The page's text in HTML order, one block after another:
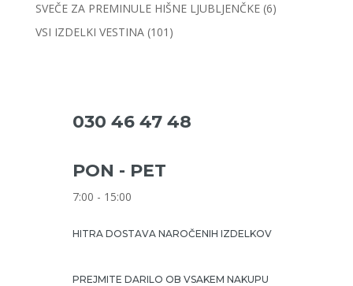
SVEČE ZA PREMINULE HIŠNE LJUBLJENČKE (6)
VSI IZDELKI VESTINA (101)
030 46 47 48
PON - PET
7:00 - 15:00
HITRA DOSTAVA NAROČENIH IZDELKOV
PREJMITE DARILO OB VSAKEM NAKUPU